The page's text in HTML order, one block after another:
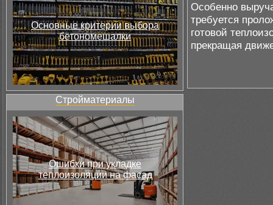
Основные критерии выбора
бетономешалки
Стройматериалы
Ошибки при укладке
теплоизоляции на фасад
Особенно
требуется
готовой
прекращая